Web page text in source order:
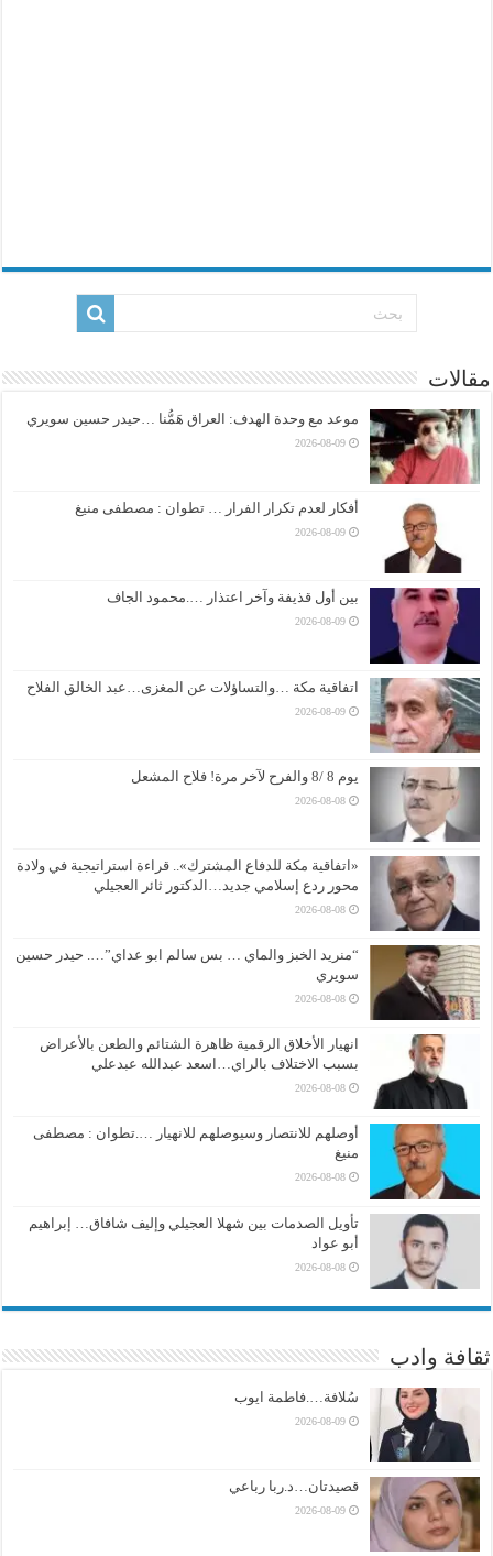
مقالات
موعد مع وحدة الهدف: العراق هَمُّنا …حيدر حسين سويري
2026-08-09
أفكار لعدم تكرار الفرار … تطوان : مصطفى منيغ
2026-08-09
بين أول قذيفة وآخر اعتذار ….محمود الجاف
2026-08-09
اتفاقية مكة …والتساؤلات عن المغزى…عبد الخالق الفلاح
2026-08-09
يوم 8 /8 والفرح لآخر مرة! فلاح المشعل
2026-08-08
«اتفاقية مكة للدفاع المشترك».. قراءة استراتيجية في ولادة
محور ردع إسلامي جديد…الدكتور ثائر العجيلي
2026-08-08
“منريد الخبز والماي … بس سالم ابو عداي”…. حيدر حسين
سويري
2026-08-08
انهيار الأخلاق الرقمية ظاهرة الشتائم والطعن بالأعراض
بسبب الاختلاف بالراي…اسعد عبدالله عبدعلي
2026-08-08
أوصلهم للانتصار وسيوصلهم للانهيار ….تطوان : مصطفى
منيغ
2026-08-08
تأويل الصدمات بين شهلا العجيلي وإليف شافاق… إبراهيم
أبو عواد
2026-08-08
ثقافة وادب
سُلافة….فاطمة ايوب
2026-08-09
قصيدتان…د.ربا رباعي
2026-08-09